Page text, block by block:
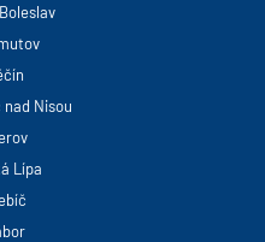
Nisou
Lípa